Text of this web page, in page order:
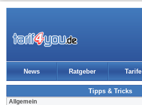
News Ratgeber Tarife
Tipps & Tricks
Allgemein